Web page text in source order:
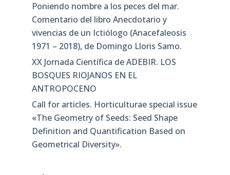
Poniendo nombre a los peces del mar.
Comentario del libro Anecdotario y
vivencias de un Ictiólogo (Anacefaleosis
1971 – 2018), de Domingo Lloris Samo.
XX Jornada Científica de ADEBIR. LOS
BOSQUES RIOJANOS EN EL
ANTROPOCENO
Call for articles. Horticulturae special issue
«The Geometry of Seeds: Seed Shape
Definition and Quantification Based on
Geometrical Diversity»​.